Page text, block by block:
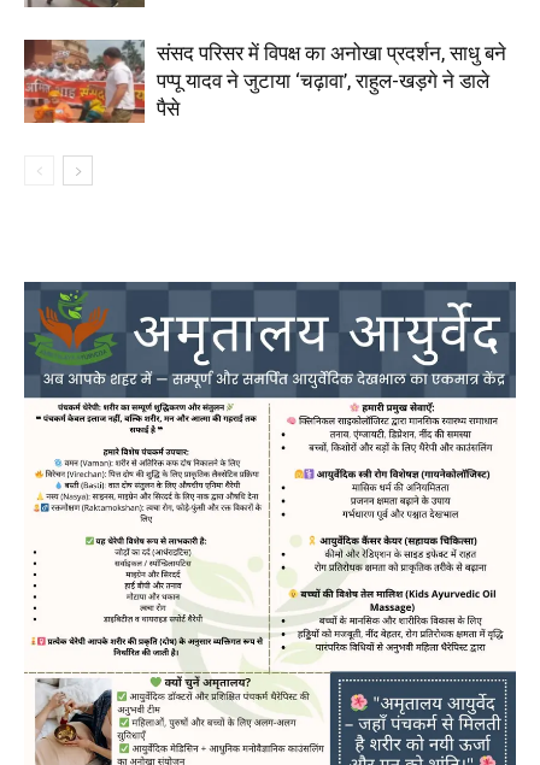
संसद परिसर में विपक्ष का अनोखा प्रदर्शन, साधु बने
पप्पू यादव ने जुटाया ‘चढ़ावा’, राहुल-खड़गे ने डाले
पैसे